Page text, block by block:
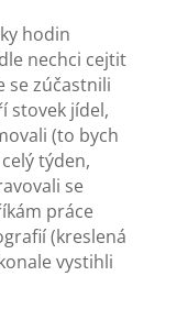
hodin
nechci cejtit
se zúčastnili
stovek jídel,
(to bych
týden,
se
práce
(kreslená
vystihli